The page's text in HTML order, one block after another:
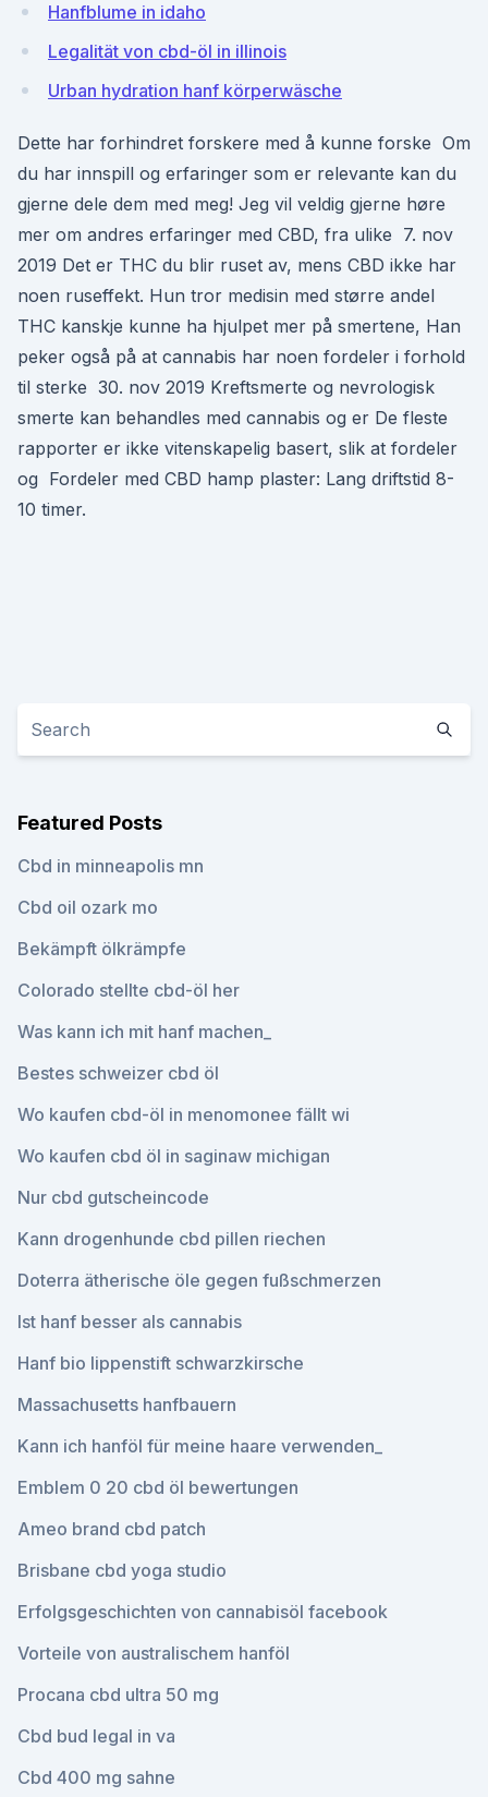
Hanfblume in idaho
Legalität von cbd-öl in illinois
Urban hydration hanf körperwäsche
Dette har forhindret forskere med å kunne forske Om
du har innspill og erfaringer som er relevante kan du
gjerne dele dem med meg! Jeg vil veldig gjerne høre
mer om andres erfaringer med CBD, fra ulike 7. nov
2019 Det er THC du blir ruset av, mens CBD ikke har
noen ruseffekt. Hun tror medisin med større andel
THC kanskje kunne ha hjulpet mer på smertene, Han
peker også på at cannabis har noen fordeler i forhold
til sterke 30. nov 2019 Kreftsmerte og nevrologisk
smerte kan behandles med cannabis og er De fleste
rapporter er ikke vitenskapelig basert, slik at fordeler
og Fordeler med CBD hamp plaster: Lang driftstid 8-
10 timer.
Featured Posts
Cbd in minneapolis mn
Cbd oil ozark mo
Bekämpft ölkrämpfe
Colorado stellte cbd-öl her
Was kann ich mit hanf machen_
Bestes schweizer cbd öl
Wo kaufen cbd-öl in menomonee fällt wi
Wo kaufen cbd öl in saginaw michigan
Nur cbd gutscheincode
Kann drogenhunde cbd pillen riechen
Doterra ätherische öle gegen fußschmerzen
Ist hanf besser als cannabis
Hanf bio lippenstift schwarzkirsche
Massachusetts hanfbauern
Kann ich hanföl für meine haare verwenden_
Emblem 0 20 cbd öl bewertungen
Ameo brand cbd patch
Brisbane cbd yoga studio
Erfolgsgeschichten von cannabisöl facebook
Vorteile von australischem hanföl
Procana cbd ultra 50 mg
Cbd bud legal in va
Cbd 400 mg sahne